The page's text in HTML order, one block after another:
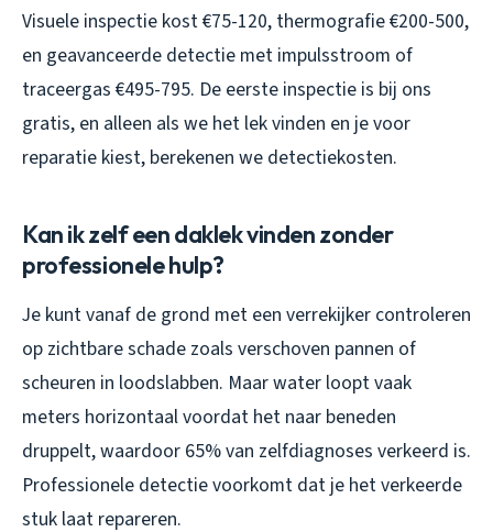
Visuele inspectie kost €75-120, thermografie €200-500,
en geavanceerde detectie met impulsstroom of
traceergas €495-795. De eerste inspectie is bij ons
gratis, en alleen als we het lek vinden en je voor
reparatie kiest, berekenen we detectiekosten.
Kan ik zelf een daklek vinden zonder
professionele hulp?
Je kunt vanaf de grond met een verrekijker controleren
op zichtbare schade zoals verschoven pannen of
scheuren in loodslabben. Maar water loopt vaak
meters horizontaal voordat het naar beneden
druppelt, waardoor 65% van zelfdiagnoses verkeerd is.
Professionele detectie voorkomt dat je het verkeerde
stuk laat repareren.